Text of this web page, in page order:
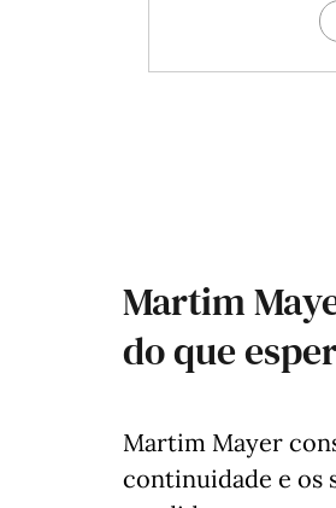
Martim
do que
Martim Mayer
continuidade e os